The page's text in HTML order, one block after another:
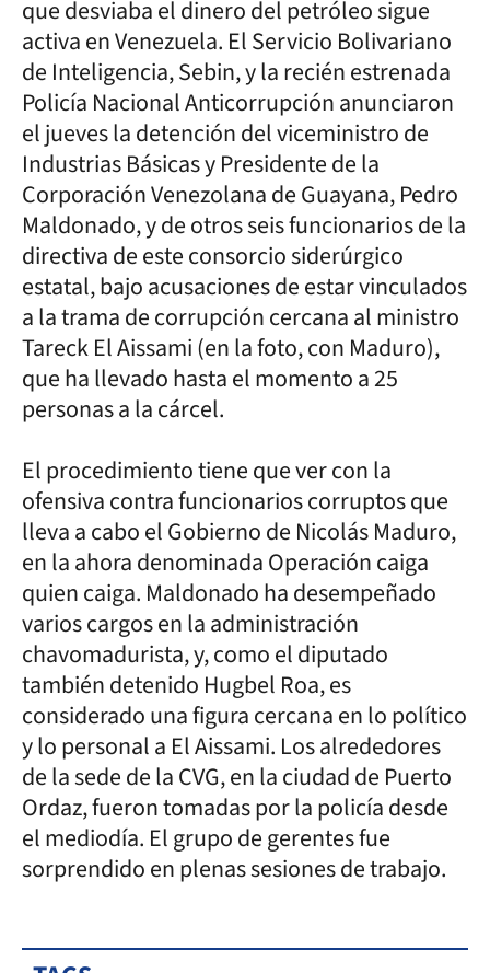
que desviaba el dinero del petróleo sigue
activa en Venezuela. El Servicio Bolivariano
de Inteligencia, Sebin, y la recién estrenada
Policía Nacional Anticorrupción anunciaron
el jueves la detención del viceministro de
Industrias Básicas y Presidente de la
Corporación Venezolana de Guayana, Pedro
Maldonado, y de otros seis funcionarios de la
directiva de este consorcio siderúrgico
estatal, bajo acusaciones de estar vinculados
a la trama de corrupción cercana al ministro
Tareck El Aissami (en la foto, con Maduro),
que ha llevado hasta el momento a 25
personas a la cárcel.
El procedimiento tiene que ver con la
ofensiva contra funcionarios corruptos que
lleva a cabo el Gobierno de Nicolás Maduro,
en la ahora denominada Operación caiga
quien caiga. Maldonado ha desempeñado
varios cargos en la administración
chavomadurista, y, como el diputado
también detenido Hugbel Roa, es
considerado una figura cercana en lo político
y lo personal a El Aissami. Los alrededores
de la sede de la CVG, en la ciudad de Puerto
Ordaz, fueron tomadas por la policía desde
el mediodía. El grupo de gerentes fue
sorprendido en plenas sesiones de trabajo.